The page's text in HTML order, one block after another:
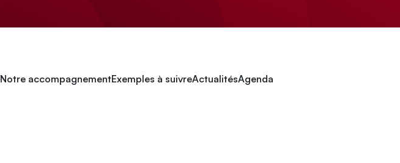
Notre accompagnementExemples à suivreActualitésAgenda